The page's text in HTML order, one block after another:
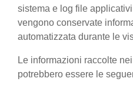
sistema e log file
vengono conservate
automatizzata durante le
Le informazioni raccolte
potrebbero essere le